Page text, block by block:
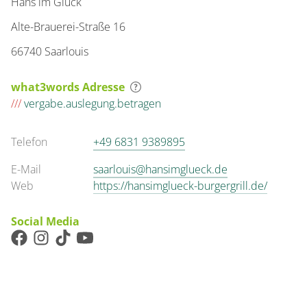
Alte-Brauerei-Straße 16
66740 Saarlouis
what3words Adresse
///vergabe.auslegung.betragen
Telefon
+49 6831 9389895
E-Mail
saarlouis@hansimglueck.de
Web
https://hansimglueck-burgergrill.de/
Social Media